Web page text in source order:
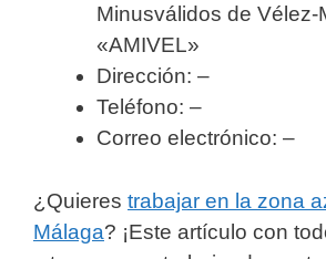
Minusválidos de Vélez-
«AMIVEL»
Dirección: –
Teléfono: –
Correo electrónico: –
¿Quieres trabajar en la zona
Málaga? ¡Este artículo con